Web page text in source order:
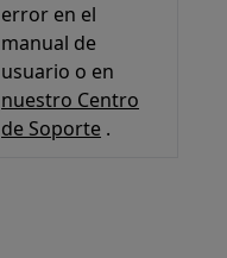
error en el
manual de
usuario o en
nuestro Centro
de Soporte .